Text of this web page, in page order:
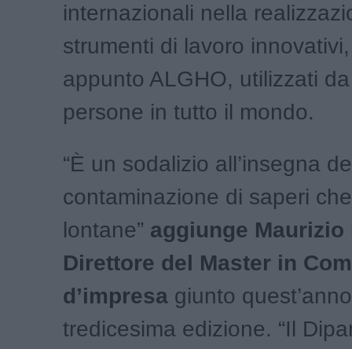
internazionali nella
strumenti di lavoro
appunto ALGHO, utilizzati
persone in tutto il mondo.
“È un sodalizio all’insegna
contaminazione di saperi
lontane” aggiunge Maurizio
Direttore del Master in
d’impresa giunto
tredicesima edizione. “Il